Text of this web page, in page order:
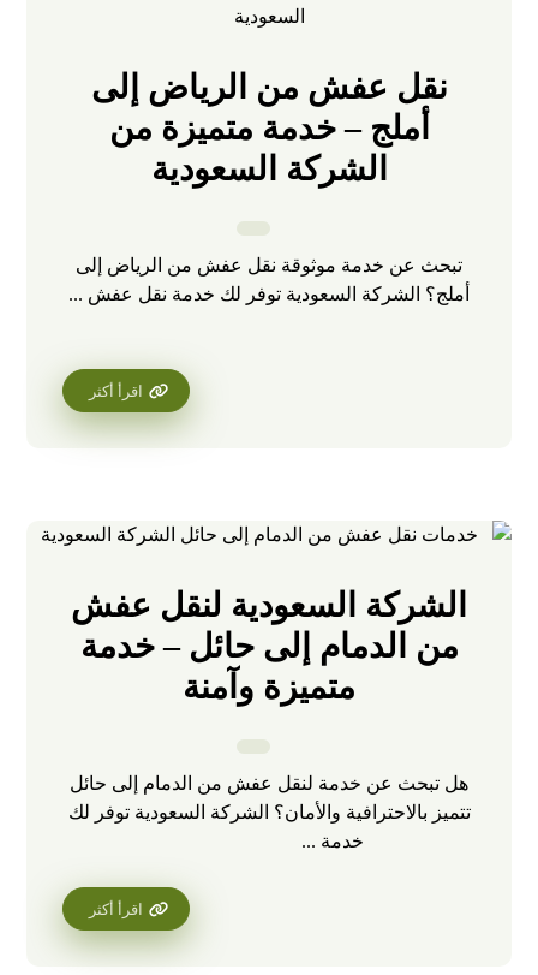
نقل عفش من الرياض إلى
أملج – خدمة متميزة من
الشركة السعودية
تبحث عن خدمة موثوقة نقل عفش من الرياض إلى
أملج؟ الشركة السعودية توفر لك خدمة نقل عفش ...
اقرأ أكثر
الشركة السعودية لنقل عفش
من الدمام إلى حائل – خدمة
متميزة وآمنة
هل تبحث عن خدمة لنقل عفش من الدمام إلى حائل
تتميز بالاحترافية والأمان؟ الشركة السعودية توفر لك
خدمة ...
اقرأ أكثر